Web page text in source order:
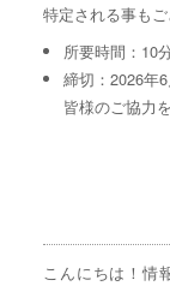
特定される事もご
所要時間：10
締切：2026年
皆様のご協力
こんにちは！情